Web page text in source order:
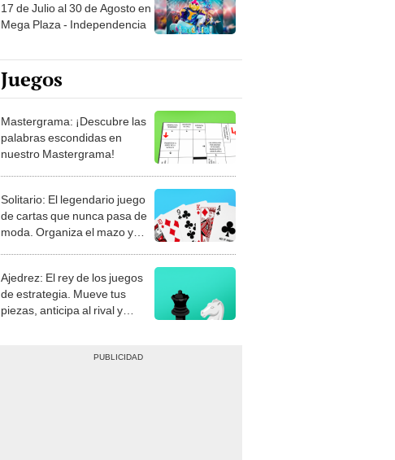
17 de Julio al 30 de Agosto en
Mega Plaza - Independencia
Juegos
Mastergrama: ¡Descubre las
palabras escondidas en
nuestro Mastergrama!
Solitario: El legendario juego
de cartas que nunca pasa de
moda. Organiza el mazo y
Ajedrez: El rey de los juegos
de estrategia. Mueve tus
piezas, anticipa al rival y